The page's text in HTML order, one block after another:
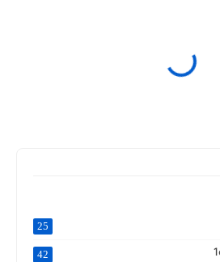
25
42